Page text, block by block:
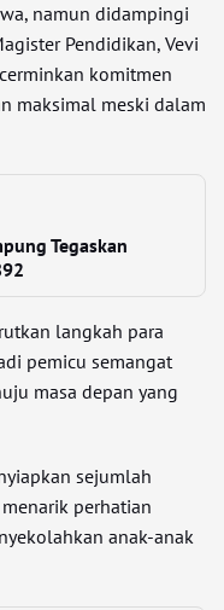
namun didampingi
Pendidikan, Vevi
komitmen
maksimal meski dalam
Tegaskan
langkah para
pemicu semangat
masa depan yang
sejumlah
perhatian
anak-anak